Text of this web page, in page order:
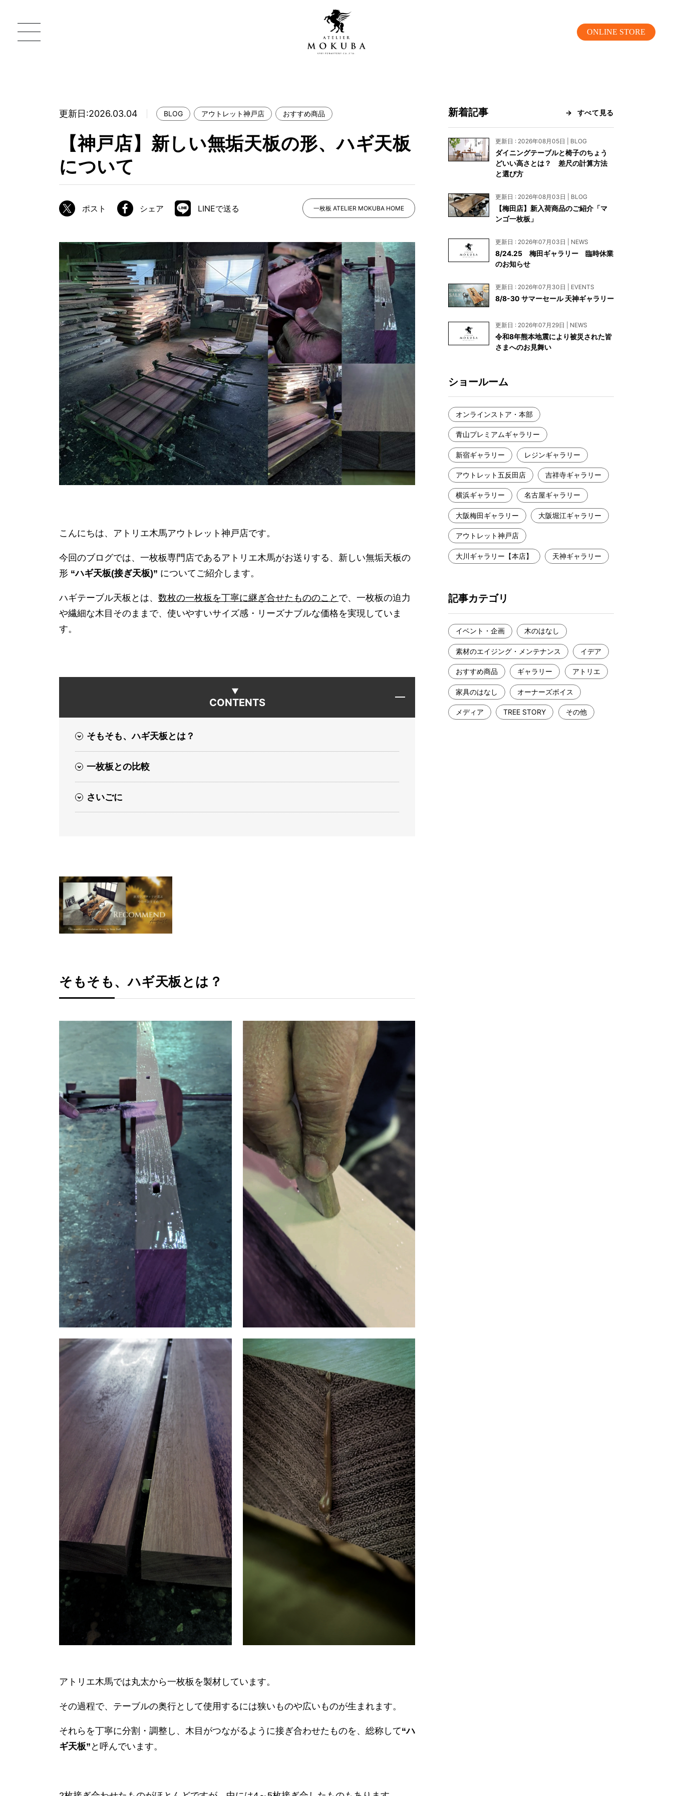
ONLINE STORE
MOKUBA について
ブランドコンセプト
職人の技能・技巧
ATELIER MOKUBAの一枚板テーブル
ATELIER MOKUBAの一枚板×異素材
特別なダイニングチェア
一枚板用のテーブル脚
樹種紹介
コーディネート集
メンテナンス方法
青山プレミアムギャラリー
横浜ギャラリー
大阪梅田ギャラリー
アウトレット神戸店
大川ギャラリー【本店】
天神ギャラリー
公式オンラインストア
WEBカタログ
新入荷情報
納品事例
納品事例（住宅・インテリア）
納品事例（店舗・オフィス）
コーディネート集
INFORMATION
NEWS
EVENT
BLOG
メディア美術協力実績
よくあるご質問
お問い合わせ
資料請求
工務店様・設計会社様向けお問い合わせ
一枚板買い取りに関して
更新日:2026.03.04 BLOG アウトレット神戸店 おすすめ商品
【神戸店】新しい無垢天板の形、ハギ天板
について
ポスト シェア LINEで送る 一枚板 ATELIER MOKUBA HOME
こんにちは、アトリエ木馬アウトレット神戸店です。
今回のブログでは、一枚板専門店であるアトリエ木馬がお送りする、新しい無垢天板の
形 “ハギ天板(接ぎ天板)” についてご紹介します。
ハギテーブル天板とは、 数枚の一枚板を丁寧に継ぎ合せたもののこと で、一枚板の迫力
や繊細な木目そのままで、使いやすいサイズ感・リーズナブルな価格を実現していま
す。
CONTENTS
そもそも、ハギ天板とは？
一枚板との比較
さいごに
そもそも、ハギ天板とは？
アトリエ木馬では丸太から一枚板を製材しています。
その過程で、テーブルの奥行として使用するには狭いものや広いものが生まれます。
それらを丁寧に分割・調整し、木目がつながるように接ぎ合わせたものを、総称して“ハ
ギ天板” と呼んでいます。
新着記事 すべて見る
更新日 : 2026年08月05日 | BLOG
ダイニングテーブルと椅子のちょう
どいい高さとは？ 差尺の計算方法
と選び方
更新日 : 2026年08月03日 | BLOG
【梅田店】新入荷商品のご紹介「マ
ンゴ一枚板」
更新日 : 2026年07月03日 | NEWS
8/24.25 梅田ギャラリー 臨時休業
のお知らせ
更新日 : 2026年07月30日 | EVENTS
8/8-30 サマーセール 天神ギャラリー
更新日 : 2026年07月29日 | NEWS
令和8年熊本地震により被災された皆
さまへのお見舞い
ショールーム
オンラインストア・本部
青山プレミアムギャラリー
新宿ギャラリー レジンギャラリー
アウトレット五反田店 吉祥寺ギャラリー
横浜ギャラリー 名古屋ギャラリー
大阪梅田ギャラリー 大阪堀江ギャラリー
アウトレット神戸店
大川ギャラリー【本店】 天神ギャラリー
記事カテゴリ
イベント・企画 木のはなし
素材のエイジング・メンテナンス イデア
おすすめ商品 ギャラリー アトリエ
家具のはなし オーナーズボイス
メディア TREE STORY その他